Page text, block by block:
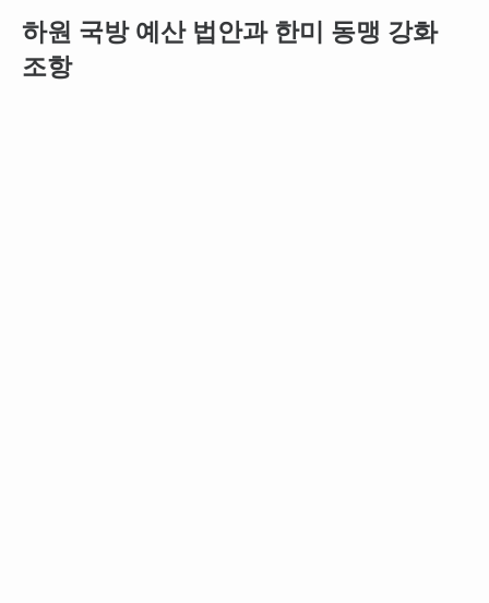
하원 국방 예산 법안과 한미 동맹 강화
조항